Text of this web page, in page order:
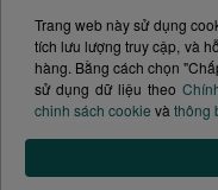
Copyright 2017©Công
Victoria Healthcare
NGƯỜI ĐẠI DIỆN THEO
Vĩnh Tường - Tổng
SỐ ĐKKD: 0313020981.
cấp ngày 20.11.2014
Trang web này sử dụng
tích lưu lượng truy cập, và
hàng. Bằng cách chọn
sử dụng dữ liệu theo
chinh sách cookie và thông